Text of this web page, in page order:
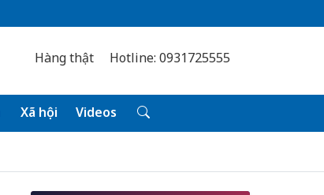
Hàng thật Hotline: 0931725555
Xã hội Videos